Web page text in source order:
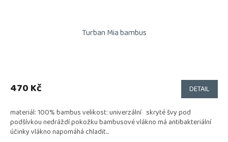
Turban Mia bambus
470 Kč DETAIL
materiál: 100% bambus velikost: univerzální skryté švy pod
podšívkou nedráždí pokožku bambusové vlákno má antibakteriální
účinky vlákno napomáhá chladit...